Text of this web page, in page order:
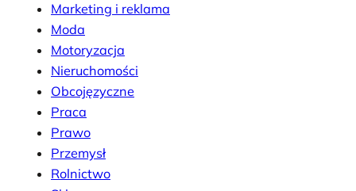
Marketing i reklama
Moda
Motoryzacja
Nieruchomości
Obcojęzyczne
Praca
Prawo
Przemysł
Rolnictwo